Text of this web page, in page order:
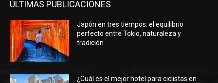
ÚLTIMAS PUBLICACIONES
Japón en tres tiempos: el equilibrio
perfecto entre Tokio, naturaleza y
tradición
¿Cuál es el mejor hotel para ciclistas en